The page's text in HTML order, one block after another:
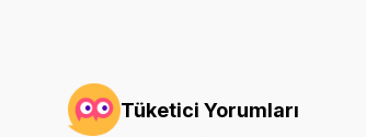
Tüketici Yorumları